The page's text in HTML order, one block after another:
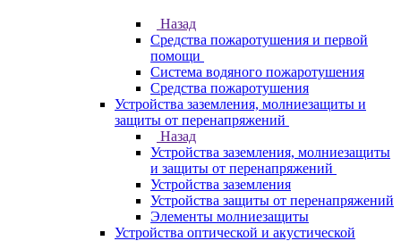
Назад
Средства пожаротушения и первой
помощи
Система водяного пожаротушения
Средства пожаротушения
Устройства заземления, молниезащиты и
защиты от перенапряжений
Назад
Устройства заземления, молниезащиты
и защиты от перенапряжений
Устройства заземления
Устройства защиты от перенапряжений
Элементы молниезащиты
Устройства оптической и акустической